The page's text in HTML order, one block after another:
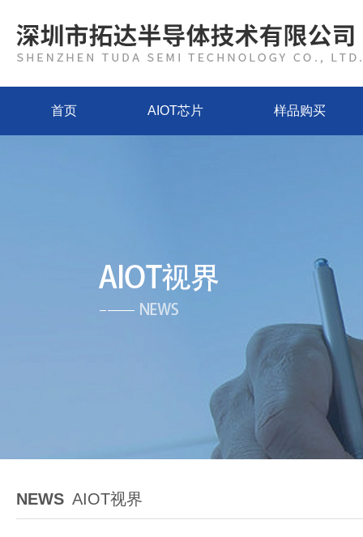
首页 AIOT芯片 样品购买
NEWS AIOT视界